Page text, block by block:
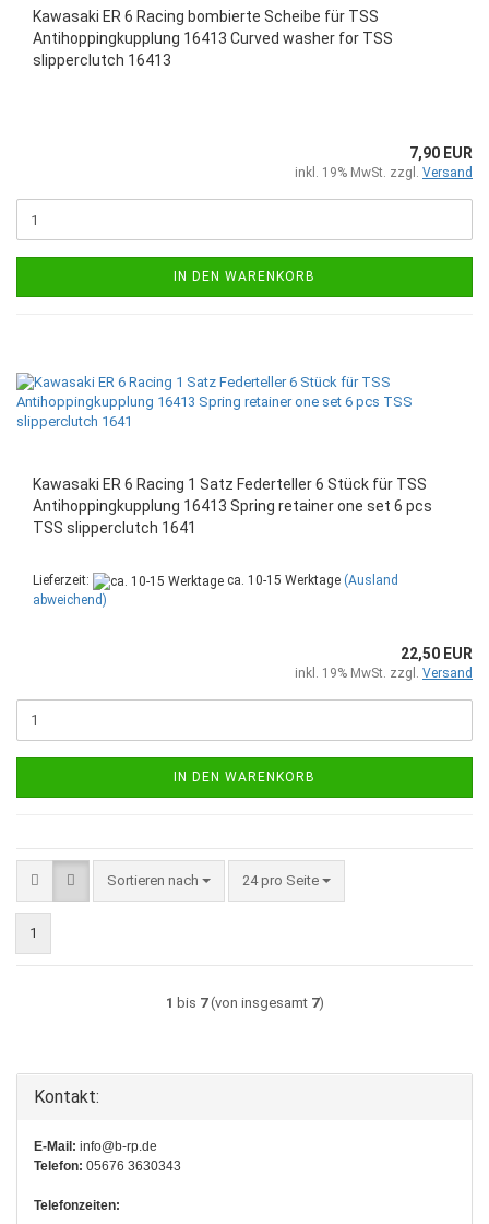
Kawasaki ER 6 Racing bombierte Scheibe für TSS
Antihoppingkupplung 16413 Curved washer for TSS
slipperclutch 16413
7,90 EUR
inkl. 19% MwSt. zzgl. Versand
IN DEN WARENKORB
Kawasaki ER 6 Racing 1 Satz Federteller 6 Stück für TSS
Antihoppingkupplung 16413 Spring retainer one set 6 pcs
TSS slipperclutch 1641
Lieferzeit: ca. 10-15 Werktage (Ausland
abweichend)
22,50 EUR
inkl. 19% MwSt. zzgl. Versand
IN DEN WARENKORB
Sortieren nach
Sortieren nach 24 pro Seite
pro Seite
1
1 bis 7(von insgesamt 7)
Kontakt:
E-Mail: info@b-rp.de
Telefon: 05676 3630343
Telefonzeiten: